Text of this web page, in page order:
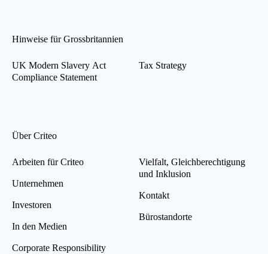
Hinweise für Grossbritannien
UK Modern Slavery Act
Compliance Statement
Tax Strategy
Über Criteo
Arbeiten für Criteo
Unternehmen
Investoren
In den Medien
Corporate Responsibility
Vielfalt, Gleichberechtigung
und Inklusion
Kontakt
Bürostandorte